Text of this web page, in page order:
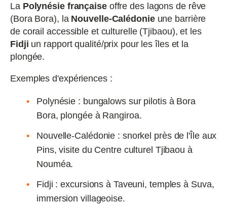
La Polynésie françaiseoffre des lagons de rêve
(Bora Bora), la Nouvelle‑Calédonieune barrière
de corail accessible et culturelle (Tjibaou), et les
Fidji un rapport qualité/prix pour les îles et la
plongée.
Exemples d'expériences :
Polynésie : bungalows sur pilotis à Bora
Bora, plongée à Rangiroa.
Nouvelle‑Calédonie : snorkel près de l'Île aux
Pins, visite du Centre culturel Tjibaou à
Nouméa.
Fidji : excursions à Taveuni, temples à Suva,
immersion villageoise.